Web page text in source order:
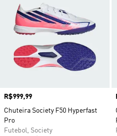
Preço
R$999,99
Chuteira Society F50 Hyperfast
Pro
Futebol, Society